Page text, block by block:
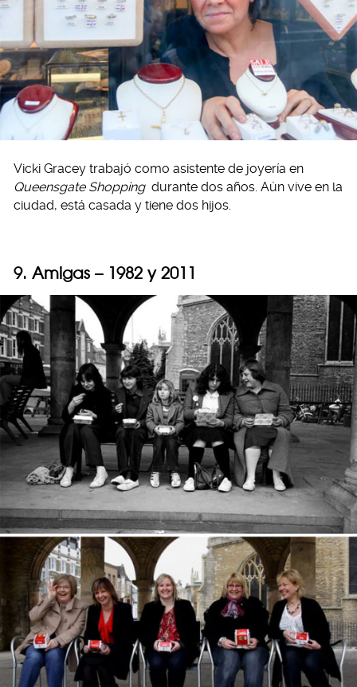
Vicki Gracey trabajó como asistente de joyería en
Queensgate Shopping durante dos años. Aún vive en la
ciudad, está casada y tiene dos hijos.
9. Amigas – 1982 y 2011